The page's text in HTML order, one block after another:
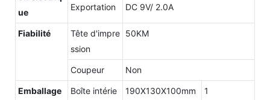
ue
Exportation DC 9V/ 2.0A
Fiabilité
Tête d'impre
ssion
50KM
Coupeur Non
Emballage
Boîte intérie
190X130X100mm
1